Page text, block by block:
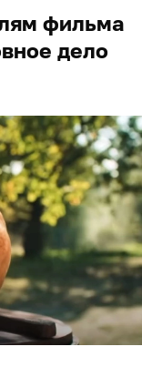
фильма
дело